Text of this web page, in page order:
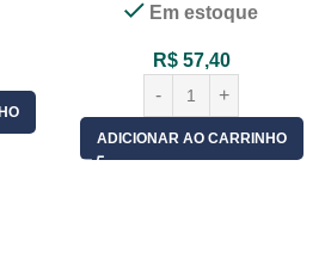
Em estoque
R$57,40
ADICIONAR AO CARRINHO